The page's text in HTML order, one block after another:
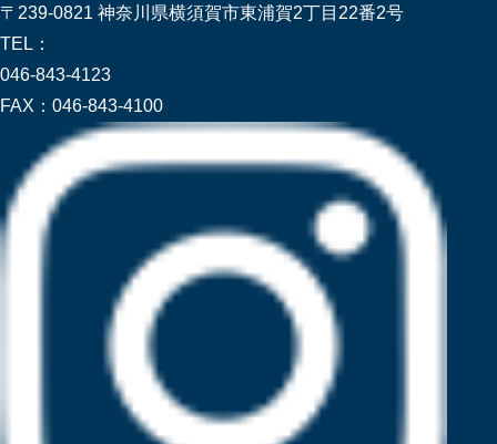
〒239-0821 神奈川県横須賀市東浦賀2丁目22番2号
TEL：
046-843-4123
FAX： 046-843-4100